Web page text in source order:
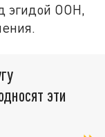
эгидой ООН,
эти